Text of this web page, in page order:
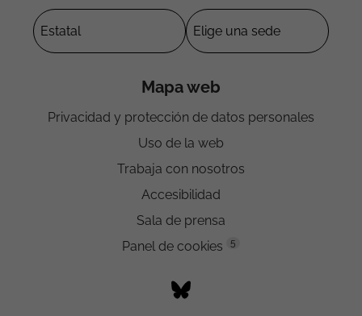
Mapa web
Privacidad y protección de datos personales
Uso de la web
Trabaja con nosotros
Accesibilidad
Sala de prensa
Panel de cookies
5